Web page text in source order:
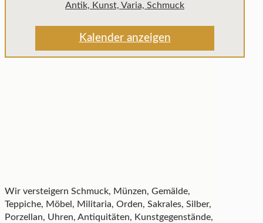
Antik, Kunst, Varia, Schmuck
Kalender anzeigen
Wir versteigern Schmuck, Münzen, Gemälde,
Teppiche, Möbel, Militaria, Orden, Sakrales, Silber,
Porzellan, Uhren, Antiquitäten, Kunstgegenstände,